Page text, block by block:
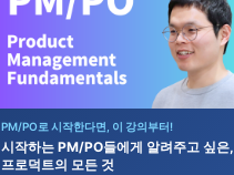
PM/PO로 시작한다면, 이 강의부터!
시작하는 PM/PO들에게 알려주고 싶은,
프로덕트의 모든 것